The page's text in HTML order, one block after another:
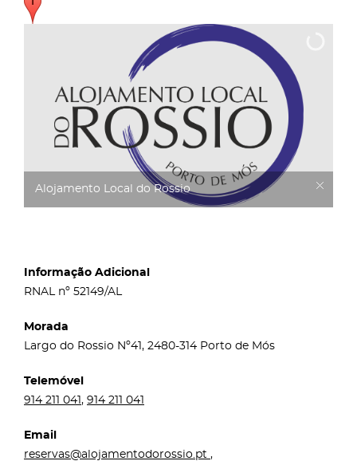
Alojamento Local do Rossio
Informação Adicional
RNAL nº 52149/AL
Morada
Largo do Rossio Nº41, 2480-314 Porto de Mós
Telemóvel
914 211 041, 914 211 041
Email
reservas@alojamentodorossio.pt ,